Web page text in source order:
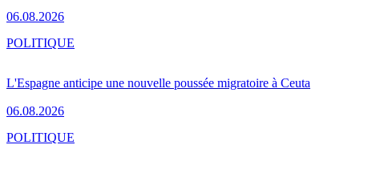
06.08.2026
L'Espagne anticipe une nouvelle poussée migratoire à Ceuta
06.08.2026
POLITIQUE
POLITIQUE